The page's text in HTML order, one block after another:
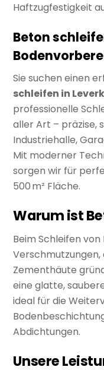
Haftzugfestigkeit
Beton
Sie suchen einen
schleifen in
professionelle
aller Art – präzise,
Industriehalle,
Mit moderner
sorgen wir für
500 m² Fläche.
Warum ist
Beim Schleifen
Zementhäute
eine glatte,
ideal für die
Abdichtungen.
Unsere